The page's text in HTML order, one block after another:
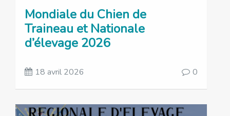
Mondiale du Chien de
Traineau et Nationale
d’élevage 2026
18 avril 2026 0